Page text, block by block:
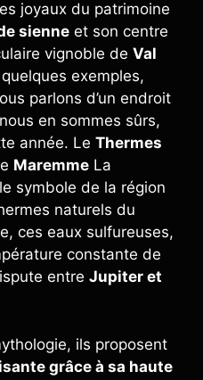
joyaux du patrimoine
sienne et son centre
vignoble de Val
exemples,
parlons d’un endroit
en sommes sûrs,
année. Le Thermes
Maremme La
symbole de la région
naturels du
ces eaux sulfureuses,
constante de
entre Jupiter et
ils proposent
grâce à sa haute